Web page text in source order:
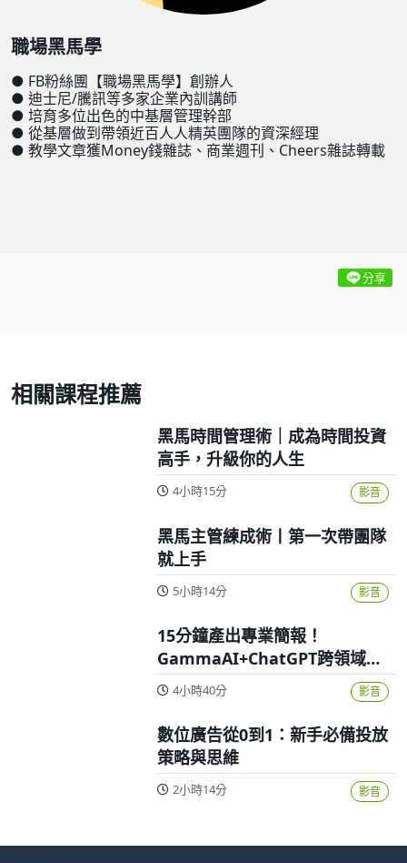
職場黑馬學
● FB粉絲團【職場黑馬學】創辦人
● 迪士尼/騰訊等多家企業內訓講師
● 培育多位出色的中基層管理幹部
● 從基層做到帶領近百人人精英團隊的資深經理
● 教學文章獲Money錢雜誌、商業週刊、Cheers雜誌轉載
分享
相關課程推薦
黑馬時間管理術｜成為時間投資
高手，升級你的人生
4小時15分 影音
黑馬主管練成術丨第一次帶團隊
就上手
5小時14分 影音
15分鐘產出專業簡報！
GammaAI+ChatGPT跨領域高
效實戰攻略
4小時40分 影音
數位廣告從0到1：新手必備投放
策略與思維
2小時14分 影音